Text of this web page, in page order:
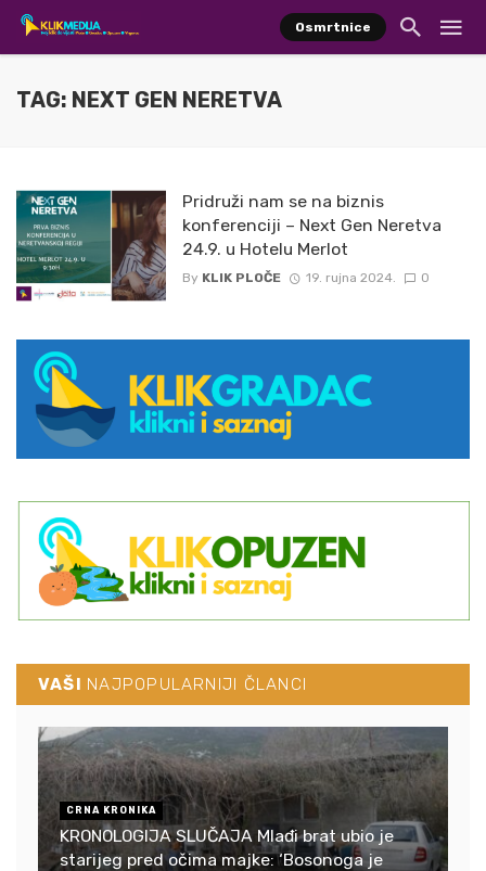
Osmrtnice
TAG: NEXT GEN NERETVA
Pridruži nam se na biznis
konferenciji – Next Gen Neretva
24.9. u Hotelu Merlot
By KLIK PLOČE 19. rujna 2024. 0
VAŠI NAJPOPULARNIJI ČLANCI
CRNA KRONIKA
KRONOLOGIJA SLUČAJA Mlađi brat ubio je
starijeg pred očima majke: ‘Bosonoga je